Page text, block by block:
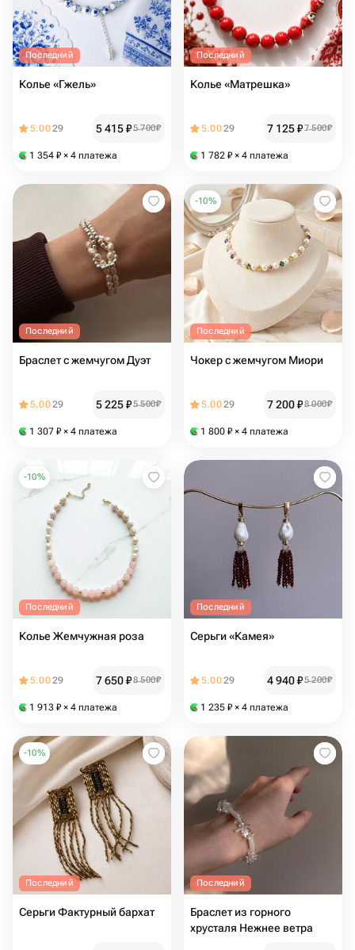
Последний
Колье «Гжель»
5.0029 5 415₽5 700₽
1 354 ₽ × 4 платежа
Последний
Колье «Матрешка»
5.0029 7 125₽7 500₽
1 782 ₽ × 4 платежа
Последний
Браслет с жемчугом Дуэт
5.0029 5 225₽5 500₽
1 307 ₽ × 4 платежа
-10%
Последний
Чокер с жемчугом Миори
5.0029 7 200₽8 000₽
1 800 ₽ × 4 платежа
-10%
Последний
Колье Жемчужная роза
5.0029 7 650₽8 500₽
1 913 ₽ × 4 платежа
Последний
Серьги «Камея»
5.0029 4 940₽5 200₽
1 235 ₽ × 4 платежа
-10%
Последний
Серьги Фактурный бархат
Последний
Браслет из горного
хрусталя Нежнее ветра